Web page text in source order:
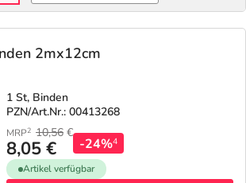
2mx12cm
1 St, Binden
PZN/Art.Nr.: 00413268
MRP2 10,56 €
8,05 € -24%4
Artikel verfügbar